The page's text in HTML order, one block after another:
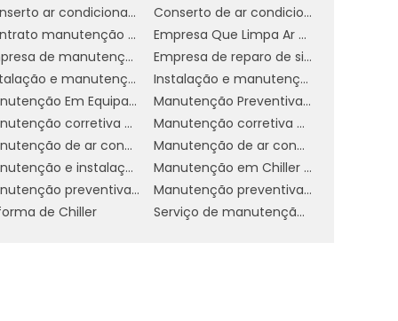
Conserto ar condicionado
Conserto de ar condicionado
Contrato manutenção ar condicionado
Empresa Que Limpa Ar Condicionado
Empresa de manutenção de ar condicionado split
Empresa de reparo de sistema de ar condicionado
Instalação e manutenção de ar condicionado
Instalação e manutenção de ar condicionado vrf
Manutenção Em Equipamentos De Refrigeração
Manutenção Preventiva De Ar Condicionado
Manutenção corretiva de ar condicionado
Manutenção corretiva de sistema de ar condicionado
Manutenção de ar condicionado VRF
Manutenção de ar condicionado campinas
Manutenção e instalação de ar condicionado
Manutenção em Chiller industrial
Manutenção preventiva e corretiva de ar condicionado
Manutenção preventiva em Chiller
de Chiller Serviço de manutenção de ar condicionado